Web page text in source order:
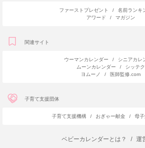
ファーストプレゼント /
名前ランキ
アワード
/ マガジン
関連サイト
ウーマンカレンダー /
シニアカレ
ムーンカレンダー
/
シッテク
ヨムーノ
/ 医師監修.com
子育て支援団体
子育て支援機構 / おぎゃー献金 / 母
ベビーカレンダーとは？ /
運